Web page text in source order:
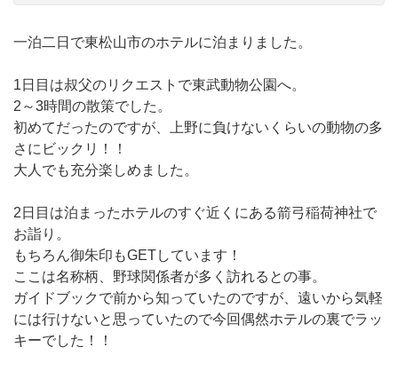
一泊二日で東松山市のホテルに泊まりました。
1日目は叔父のリクエストで東武動物公園へ。
2～3時間の散策でした。
初めてだったのですが、上野に負けないくらいの動物の多
さにビックリ！！
大人でも充分楽しめました。
2日目は泊まったホテルのすぐ近くにある箭弓稲荷神社で
お詣り。
もちろん御朱印もGETしています！
ここは名称柄、野球関係者が多く訪れるとの事。
ガイドブックで前から知っていたのですが、遠いから気軽
には行けないと思っていたので今回偶然ホテルの裏でラッ
キーでした！！